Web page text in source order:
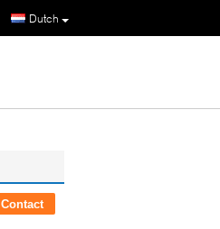
Dutch
Contact